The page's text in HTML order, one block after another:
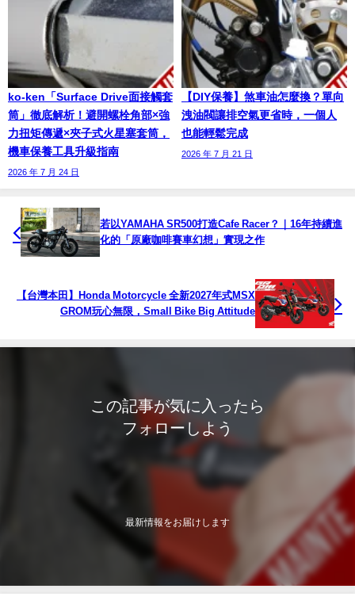
ko-ken「Surface Drive面接觸套
筒」徹底解析！避開螺栓角部×強
力扭矩傳遞×夾子式火星塞套筒，
機車保養工具升級指南
2026 年 7 月 24 日
【DIY保養】煞車油怎麼換？單向
洩油閥讓排空氣更省時，一個人
也能輕鬆完成
2026 年 7 月 21 日
若以YAMAHA SR500打造Cafe Racer？｜16年持續進
化的「原廠咖啡賽車幻想」實現之作
【台灣本田】Honda Motorcycle 全新2027年式MSX
GROM玩心無限，Small Bike Big Attitude
この記事が気に入ったら
フォローしよう
最新情報をお届けします